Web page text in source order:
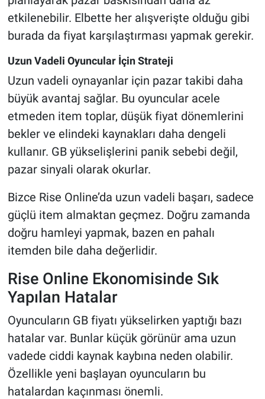
etkilenebilir. Elbette her alışverişte olduğu gibi
burada da fiyat karşılaştırması yapmak gerekir.
Uzun Vadeli Oyuncular İçin Strateji
Uzun vadeli oynayanlar için pazar takibi daha
büyük avantaj sağlar. Bu oyuncular acele
etmeden item toplar, düşük fiyat dönemlerini
bekler ve elindeki kaynakları daha dengeli
kullanır. GB yükselişlerini panik sebebi değil,
pazar sinyali olarak okurlar.
Bizce Rise Online’da uzun vadeli başarı, sadece
güçlü item almaktan geçmez. Doğru zamanda
doğru hamleyi yapmak, bazen en pahalı
itemden bile daha değerlidir.
Rise Online Ekonomisinde Sık
Yapılan Hatalar
Oyuncuların GB fiyatı yükselirken yaptığı bazı
hatalar var. Bunlar küçük görünür ama uzun
vadede ciddi kaynak kaybına neden olabilir.
Özellikle yeni başlayan oyuncuların bu
hatalardan kaçınması önemli.